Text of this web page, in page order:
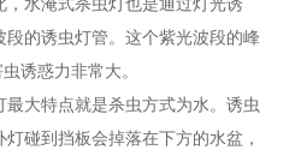
，水淹式杀虫灯也是通过灯光诱
段的诱虫灯管。这个紫光波段的峰
力非常大。
大特点就是杀虫方式为水。诱虫
碰到挡板会掉落在下方的水盆，